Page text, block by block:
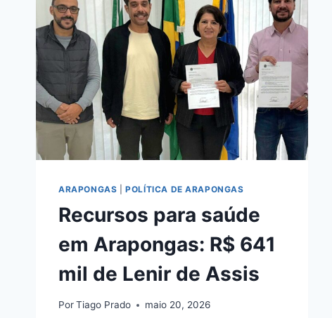
ARAPONGAS |POLÍTICA DE ARAPONGAS
Recursos para saúde
em Arapongas: R$ 641
mil de Lenir de Assis
PorTiago Prado maio 20, 2026